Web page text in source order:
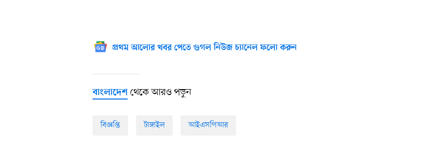
প্রথম আলোর খবর পেতে গুগল নিউজ চ্যানেল ফলো করুন
বাংলাদেশ থেকে আরও পড়ুন
বিজ্ঞপ্তি টাঙ্গাইল আইএসপিআর